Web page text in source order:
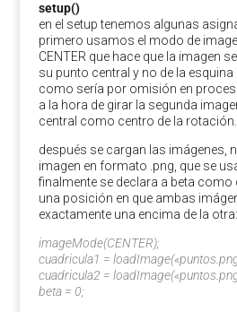
setup()
en el setup tenemos algunas
primero usamos el modo de
CENTER que hace que la imagen
su punto central y no de la
como sería por omisión en
a la hora de girar la segunda
central como centro de la rotación.
después se cargan las imágenes,
imagen en formato .png, que se
finalmente se declara a beta como
una posición en que ambas
exactamente una encima de la otra:
imageMode(CENTER);
cuadricula1 =
cuadricula2 =
beta = 0;